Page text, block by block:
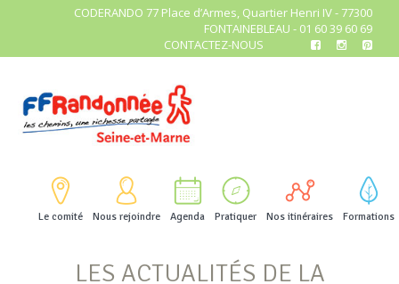
CODERANDO 77 Place d’Armes, Quartier Henri IV - 77300
FONTAINEBLEAU - 01 60 39 60 69
CONTACTEZ-NOUS
Le comité Nous rejoindre Agenda Pratiquer Nos itinéraires Formations
LES ACTUALITÉS DE LA